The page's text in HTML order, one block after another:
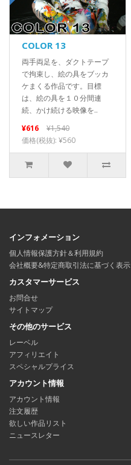
COLOR 13
両手両足を、ダクトテープ
で拘束し、絵の具をブッカ
ケまくる作品です。目標
は、絵の具を１０分間連
続、かけ続ける映像を..
¥616
¥1,540
価格(税抜): ¥560
インフォメーション
個人情報保護方針＆利用規約
会社概要&特定商取引法に基づく表示
カスタマーサービス
お問合せ
サイトマップ
その他のサービス
レーベル
アフィリエイト
スペシャルプライス
アカウント情報
アカウント情報
注文履歴
欲しい作品リスト
ニュースレター